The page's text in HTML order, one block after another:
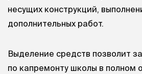
несущих конструкций,
дополнительных работ.
Выделение средств позволит
по капремонту школы в полном